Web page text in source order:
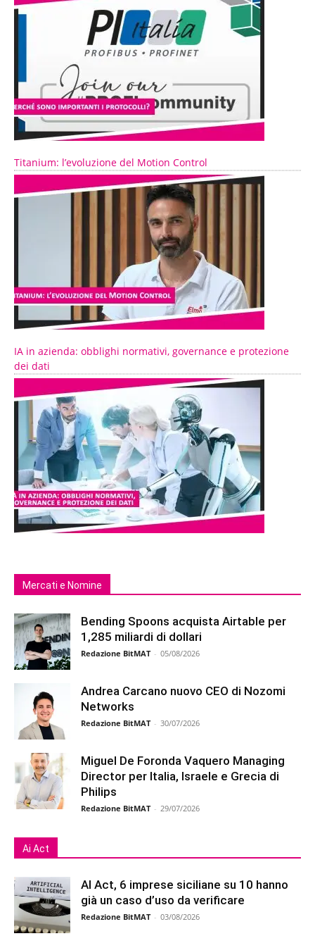
Titanium: l’evoluzione del Motion Control
IA in azienda: obblighi normativi, governance e protezione
dei dati
Mercati e Nomine
Bending Spoons acquista Airtable per
1,285 miliardi di dollari
Redazione BitMAT - 05/08/2026
Andrea Carcano nuovo CEO di Nozomi
Networks
Redazione BitMAT - 30/07/2026
Miguel De Foronda Vaquero Managing
Director per Italia, Israele e Grecia di
Philips
Redazione BitMAT - 29/07/2026
Ai Act
AI Act, 6 imprese siciliane su 10 hanno
già un caso d’uso da verificare
Redazione BitMAT - 03/08/2026